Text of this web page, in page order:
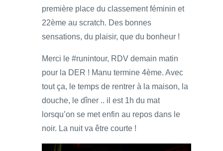
première place du classement féminin et
22ème au scratch. Des bonnes
sensations, du plaisir, que du bonheur !
Merci le #runintour, RDV demain matin
pour la DER ! Manu termine 4ème. Avec
tout ça, le temps de rentrer à la maison, la
douche, le dîner .. il est 1h du mat
lorsqu’on se met enfin au repos dans le
noir. La nuit va être courte !